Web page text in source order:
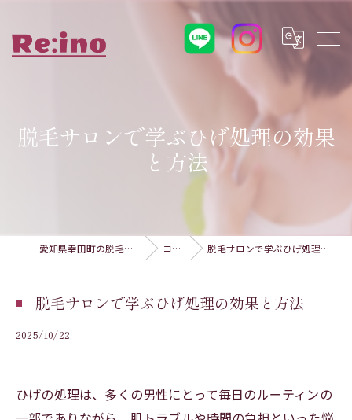
脱毛サロンで学ぶひげ処理の効果
と方法
愛知県幸田町の脱毛ならRe:ino コラム 脱毛サロンで学ぶひげ処理の効果と方法
脱毛サロンで学ぶひげ処理の効果と方法
2025/10/22
ひげの処理は、多くの男性にとって毎日のルーティンの